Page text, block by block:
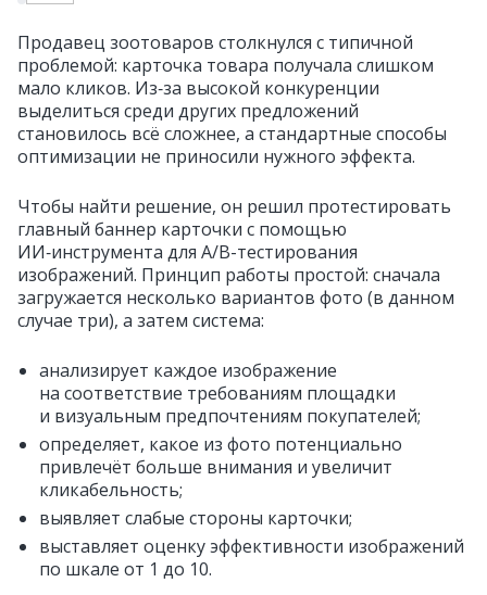
Продавец зоотоваров столкнулся с типичной
проблемой: карточка товара получала слишком
мало кликов. Из‑за высокой конкуренции
выделиться среди других предложений
становилось всё сложнее, а стандартные способы
оптимизации не приносили нужного эффекта.
Чтобы найти решение, он решил протестировать
главный баннер карточки с помощью
ИИ‑инструмента для A/B-тестирования
изображений. Принцип работы простой: сначала
загружается несколько вариантов фото (в данном
случае три), а затем система:
анализирует каждое изображение
на соответствие требованиям площадки
и визуальным предпочтениям покупателей;
определяет, какое из фото потенциально
привлечёт больше внимания и увеличит
кликабельность;
выявляет слабые стороны карточки;
выставляет оценку эффективности изображений
по шкале от 1 до 10.